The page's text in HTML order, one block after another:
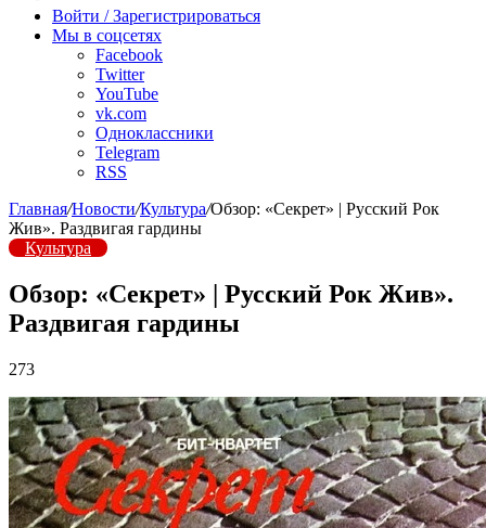
радио
Войти / Зарегистрироваться
Мы в соцсетях
Facebook
Twitter
YouTube
vk.com
Одноклассники
Telegram
RSS
Главная/Новости/Культура/Обзор: «Секрет» | Русский Рок
Жив». Раздвигая гардины
Культура
Обзор: «Секрет» | Русский Рок Жив».
Раздвигая гардины
273